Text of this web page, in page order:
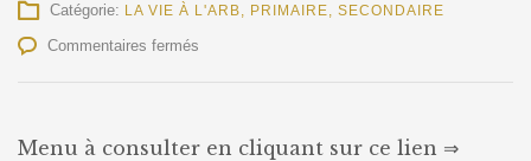
Catégorie: LA VIE À L'ARB, PRIMAIRE, SECONDAIRE
Commentaires fermés
sandwich
Menu à consulter en cliquant sur ce lien ⇒